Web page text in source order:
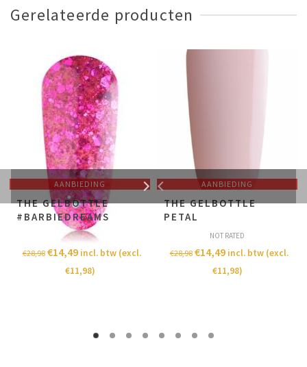
Gerelateerde producten
AANBIEDING
THE GELBOTTLE
#BARBIEDREAMS
NOT RATED
€28,98 €14,49 incl. btw (excl.
€11,98)
AANBIEDING
THE GELBOTTLE
PETAL
NOT RATED
€28,98 €14,49 incl. btw (excl.
€11,98)